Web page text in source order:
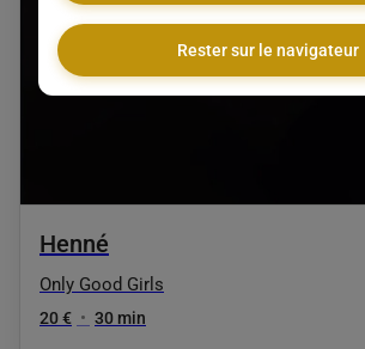
Henné
Only Good Girls
20 € • 30 min
Rester sur le navigateur